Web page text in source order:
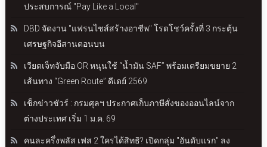
ประสบการณ์ "Pay Like a Local"
DBD จัดงาน "แฟรนไชส์สร้างอาชีพ" โรดโชว์ครั้งที่ 3 กระตุ้น
เศรษฐกิจอีสานตอนบน
เวียตเจ็ทจับมือ OR หนุนใช้ “น้ำมัน SAF” พร้อมเตรียมขยาย 2
เส้นทาง “Green Route” ดีเดย์ 2569
เช็กข่าวชัวร์ : กรมศุลฯ ประกาศเก็บภาษีสั่งของออนไลน์จาก
ต่างประเทศ เริ่ม 1 ม.ค. 69
คนละครึ่งพลัส เฟส 2 ใครได้สิทธิ? เปิดกลุ่ม "อันดับแรก" ลง